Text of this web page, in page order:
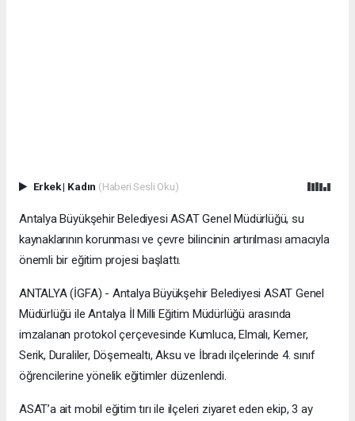
Erkek| Kadın (Haberi Sesli Oku)
Antalya Büyükşehir Belediyesi ASAT Genel Müdürlüğü, su
kaynaklarının korunması ve çevre bilincinin artırılması amacıyla
önemli bir eğitim projesi başlattı.
ANTALYA (İGFA) - Antalya Büyükşehir Belediyesi ASAT Genel
Müdürlüğü ile Antalya İl Milli Eğitim Müdürlüğü arasında
imzalanan protokol çerçevesinde Kumluca, Elmalı, Kemer,
Serik, Duraliler, Döşemealtı, Aksu ve İbradı ilçelerinde 4. sınıf
öğrencilerine yönelik eğitimler düzenlendi.
ASAT’a ait mobil eğitim tırı ile ilçeleri ziyaret eden ekip, 3 ay